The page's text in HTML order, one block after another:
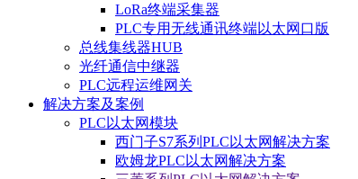
LoRa终端采集器
PLC专用无线通讯终端以太网口版
总线集线器HUB
光纤通信中继器
PLC远程运维网关
解决方案及案例
PLC以太网模块
西门子S7系列PLC以太网解决方案
欧姆龙PLC以太网解决方案